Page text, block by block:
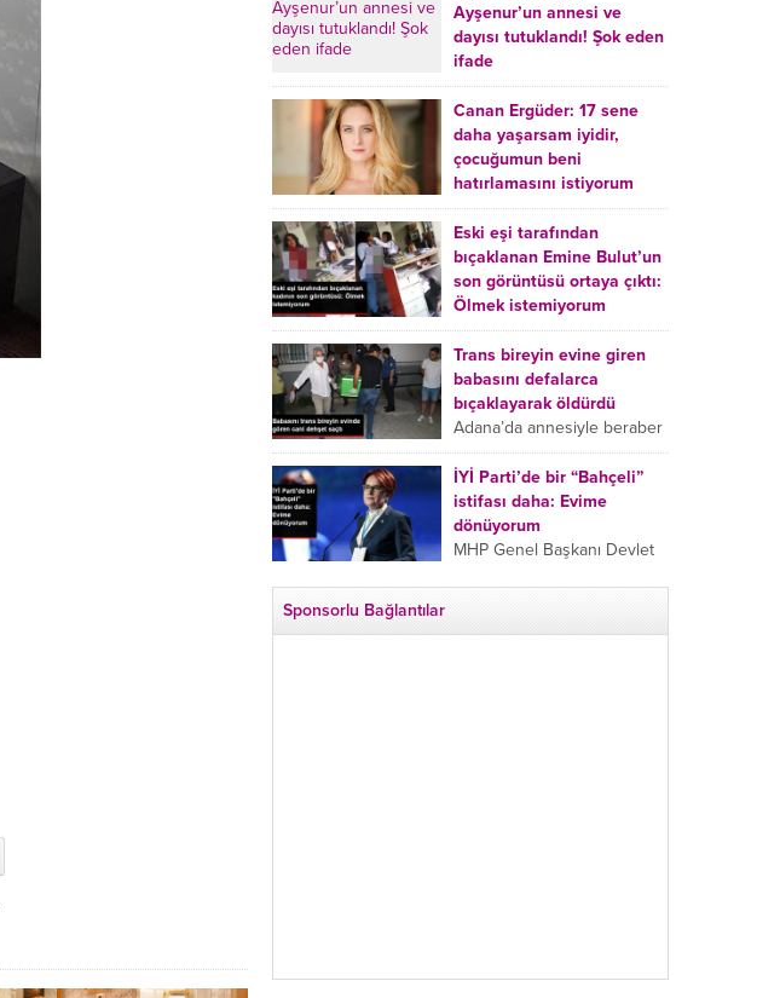
(Urticaria), deride veya...
Ayşenur’un annesi ve
dayısı tutuklandı! Şok eden
ifade
Burdur’da yatağında ölü
bulunan Ayşenur Kazık’ın (2)
annesi Kader Karadeniz (23)
ile dayısı Hızır Tunç
Çetinkaya (19) tutuklandı.
Çetinkaya, ifadesinde...
Canan Ergüder: 17 sene
daha yaşarsam iyidir,
çocuğumun beni
hatırlamasını istiyorum
Kanser tedavisi gören ünlü
oyuncu Canan Ergüder,
hastalık sürecini anlattı:
Meme kanserine yakalanan
ünlü oyuncu Canan Ergüder
aklıma ilk ölümün...
Eski eşi tarafından
bıçaklanan Emine Bulut’un
son görüntüsü ortaya çıktı:
Ölmek istemiyorum
Kırıkkale’de eski eşi
tarafından boğazından
bıçaklanan Emine Bulut’un
“Ben ölmek istemiyorum”
demesi ve yanında bulunan
10 yaşındaki kızının “Anne
lütfen...
Trans bireyin evine giren
babasını defalarca
bıçaklayarak öldürdü
Adana’da annesiyle beraber
takip ettiği babasının trans
bireyin evine girdiği gören
cani, babasını vücudunun
çeşitli yerlerinden
bıçaklayarak öldürdü.
İYİ Parti’de bir “Bahçeli”
istifası daha: Evime
dönüyorum
MHP Genel Başkanı Devlet
Sponsorlu Bağlantılar